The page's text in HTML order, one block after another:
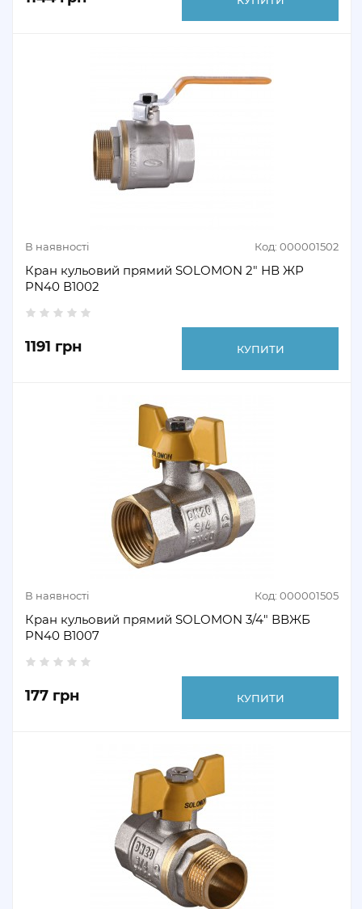
В наявності Код: 000001502
Кран кульовий прямий SOLOMON 2" НВ ЖР
PN40 В1002
1191 грн КУПИТИ
В наявності Код: 000001505
Кран кульовий прямий SOLOMON 3/4" ВВЖБ
PN40 B1007
177 грн КУПИТИ